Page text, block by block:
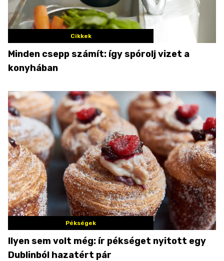
Cikkek
Minden csepp számít: így spórolj vizet a
konyhában
Pékségek
Ilyen sem volt még: ír pékséget nyitott egy
Dublinból hazatért pár